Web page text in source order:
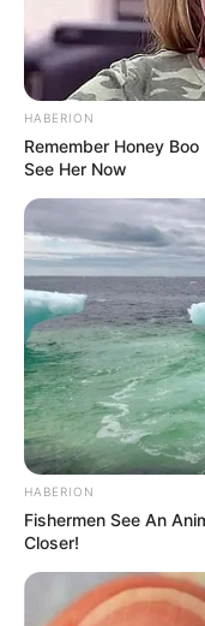
HABERION
Remember Honey
See Her Now
HABERION
Fishermen See An
Closer!